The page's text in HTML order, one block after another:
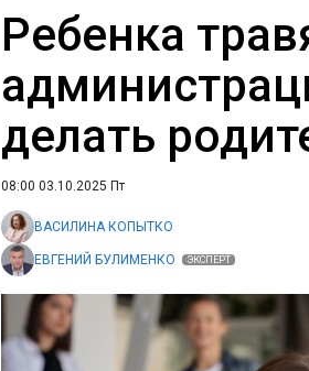
Ребенка
делать
08:00 03.10.2025 Пт
ВАСИЛИНА КОПЫТКО
ЕВГЕНИЙ БУЛИМЕНКО ЭКСПЕРТ